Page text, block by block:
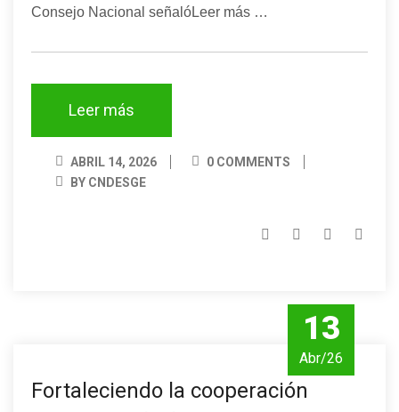
Consejo Nacional señalóLeer más …
Leer más
ABRIL 14, 2026
0 COMMENTS
BY CNDESGE
13
Abr/26
Fortaleciendo la cooperación